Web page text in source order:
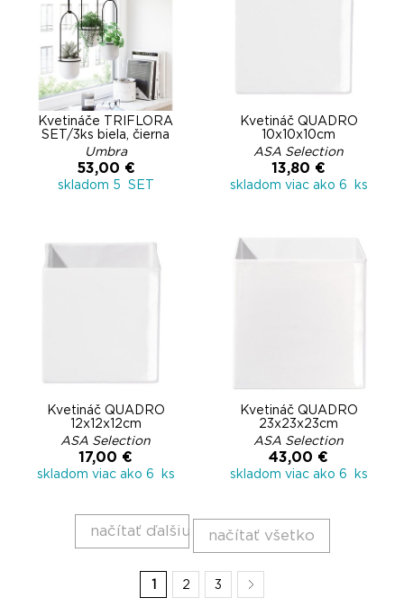
Kvetináče TRIFLORA
SET/3ks biela, čierna
Umbra
53,00 €
skladom 5 SET
Kvetináč QUADRO
10x10x10cm
ASA Selection
13,80 €
skladom viac ako 6 ks
Kvetináč QUADRO
12x12x12cm
ASA Selection
17,00 €
skladom viac ako 6 ks
Kvetináč QUADRO
23x23x23cm
ASA Selection
43,00 €
skladom viac ako 6 ks
načítať ďalšiu načítať všetko
2 3